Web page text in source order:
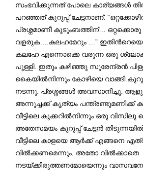
സംഭവിക്കുന്നത്‌ പോലെ കാര്യങ്ങൾ
പറഞ്ഞത് കുറുപ്പ്‌ ചേട്ടനാണ്.
പ്രശ്നമാണീ കുടുംബത്തിന്… ഒറ്റക്കൊരു
വളരുക….കലഹമേറും …”
കലഹേ എന്നൊക്കെ വരുന്ന ഒരു
പുള്ളി. ഇതും കഴിഞ്ഞു സുരേന്ദ്രൻ
കൈയിൽനിന്നും കോഴിയെ വാങ്ങി
നടന്നു. പ്രശ്നങ്ങൾ അവസാനിച്ചു.
അന്നുച്ചക്ക് കൃത്യം പന്ത്രണ്ടുമണിക്ക്
വീട്ടിലെ കുക്കറിൽനിന്നും ഒരു വിസിലു
അതേസമയം കുറുപ്പ് ചേട്ടൻ
വീട്ടിലെ കാളയെ ആർക്ക് എങ്ങനെ
വിൽക്കണമെന്നും, അതോ വിൽക്കാതെ
നടയ്ക്കിരുത്തണമോയെന്നും